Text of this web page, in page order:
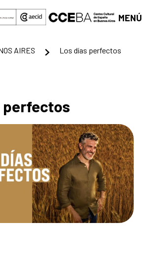
principal
MENÚ
AIRES Los días perfectos
perfectos